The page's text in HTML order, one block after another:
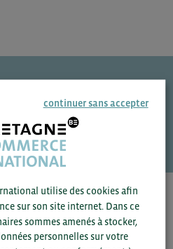
?
de renseigner votre
ou connectez-vous.
continuer sans accepter
utilise des cookies afin
sur son site internet. Dans ce
sommes amenés à stocker,
personnelles sur votre